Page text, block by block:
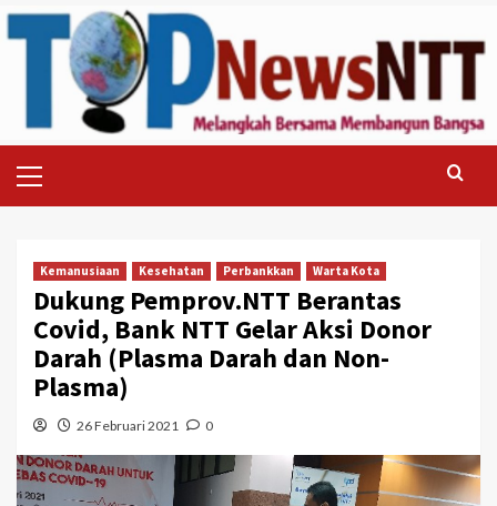
Skip
to
Menu
Kemanusiaan Kesehatan Perbankkan Warta Kota
Dukung Pemprov.NTT Berantas
Covid, Bank NTT Gelar Aksi Donor
Darah (Plasma Darah dan Non-
Plasma)
26 Februari 2021 0